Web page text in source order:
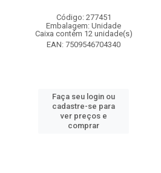
Código: 277451
Embalagem: Unidade
Caixa contém 12 unidade(s)
EAN: 7509546704340
Faça seu login ou
cadastre-se para
ver preços e
comprar